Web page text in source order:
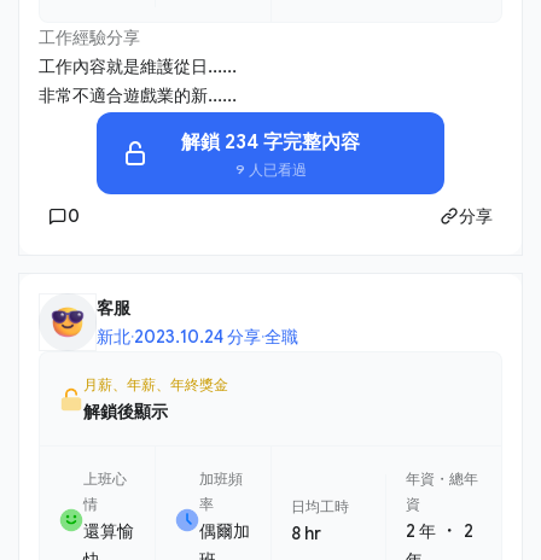
工作經驗分享
工作內容就是維護從日......
非常不適合遊戲業的新......
解鎖 234 字完整內容
9 人已看過
0 分享
客服
新北·2023.10.24 分享·全職
月薪、年薪、年終獎金
解鎖後顯示
上班心
情
還算愉
加班頻
率
偶爾加
日均工時
8 hr
年資・總年
資
2 年 ・
2